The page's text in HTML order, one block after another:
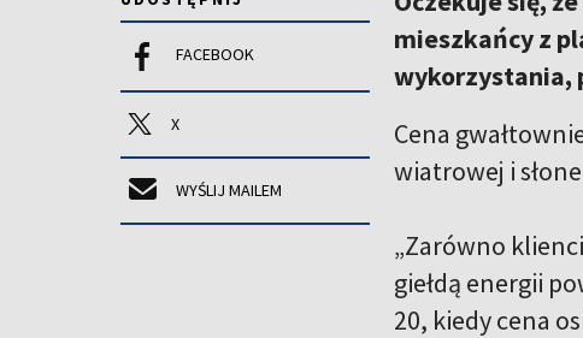
FACEBOOK
X
WYŚLIJ MAILEM
mieszkańcy z
wykorzystania,
Cena
wiatrowej i
„Zarówno
giełdą energii
20, kiedy cena